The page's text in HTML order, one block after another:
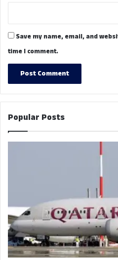
Save my name, email, and
time I comment.
Popular Posts